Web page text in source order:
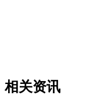
相关资讯